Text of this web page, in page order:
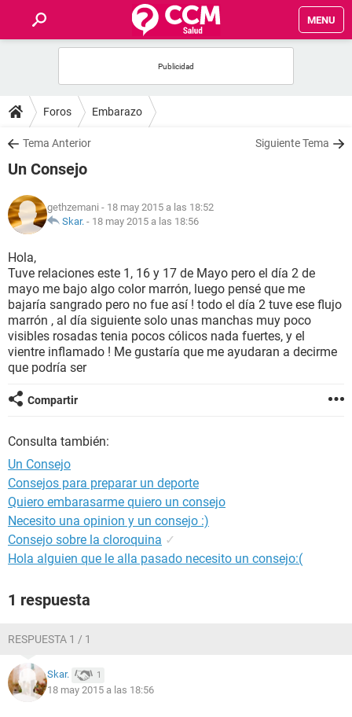
MENU
FOROS
SALUD
NUTRICIÓN
BIENESTAR
SEXUALIDAD
GLOSARIO
Foros Embarazo
Tema Anterior Siguiente Tema
Un Consejo
gethzemani - 18 may 2015 a las 18:52
Skar. - 18 may 2015 a las 18:56
Hola,
Tuve relaciones este 1, 16 y 17 de Mayo pero el día 2 de
mayo me bajo algo color marrón, luego pensé que me
bajaría sangrado pero no fue así ! todo el día 2 tuve ese flujo
marrón , al día siguiente solo unas manchas muy poco
visibles rosadas tenia pocos cólicos nada fuertes, y el
vientre inflamado ! Me gustaría que me ayudaran a decirme
que podría ser
Compartir
Consulta también:
Un Consejo
Consejos para preparar un deporte
Quiero embarasarme quiero un consejo
Necesito una opinion y un consejo :)
Consejo sobre la cloroquina ✓
Hola alguien que le alla pasado necesito un consejo:(
1 respuesta
RESPUESTA 1 / 1
Skar. 1
18 may 2015 a las 18:56